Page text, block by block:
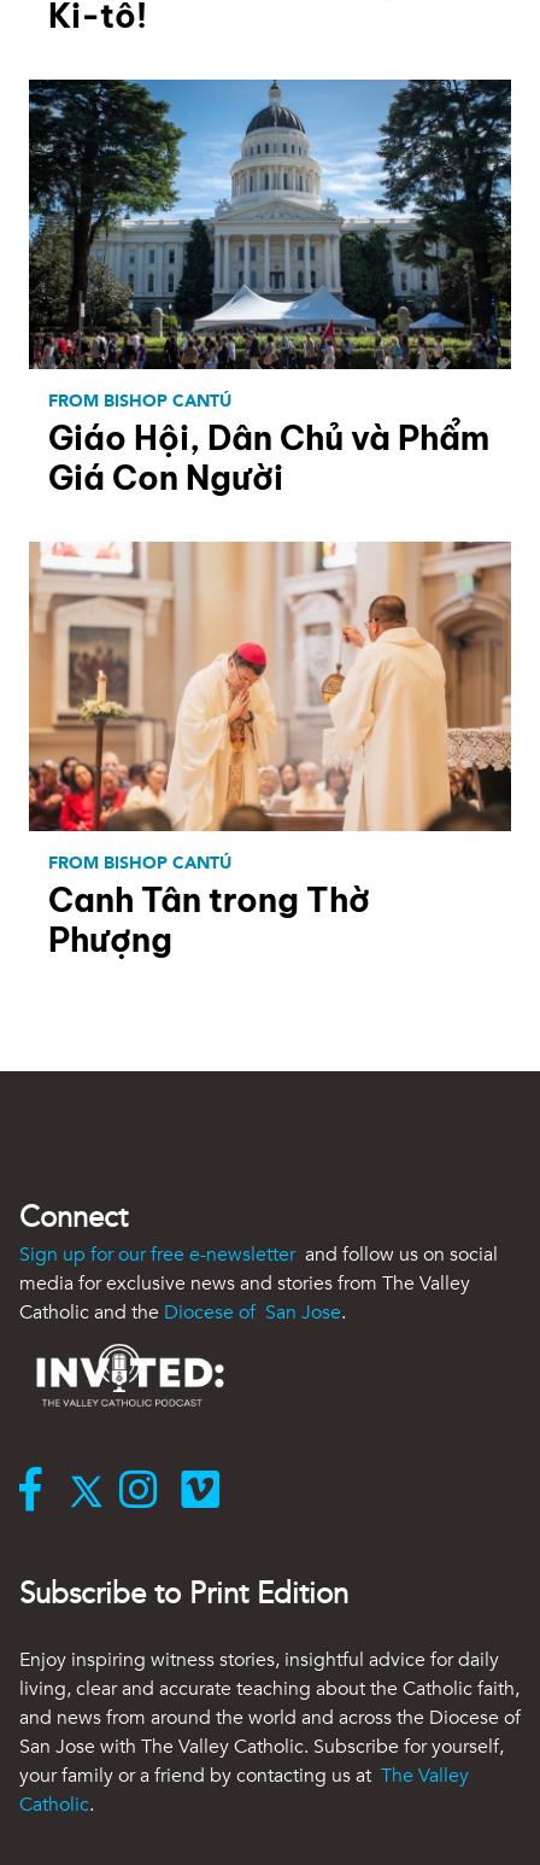
Ki-tô!
FROM BISHOP CANTÚ
Giáo Hội, Dân Chủ và Phẩm
Giá Con Người
FROM BISHOP CANTÚ
Canh Tân trong Thờ
Phượng
Connect
Sign up for our free e-newsletter and follow us on social
media for exclusive news and stories from The Valley
Catholic and the Diocese of San Jose.
Subscribe to Print Edition
Enjoy inspiring witness stories, insightful advice for daily
living, clear and accurate teaching about the Catholic faith,
and news from around the world and across the Diocese of
San Jose with The Valley Catholic. Subscribe for yourself,
your family or a friend by contacting us at The Valley
Catholic.